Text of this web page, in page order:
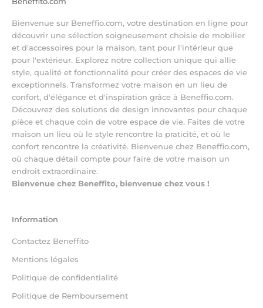
Bienvenue sur Beneffio.com, votre destination en ligne pour
découvrir une sélection soigneusement choisie de mobilier
et d'accessoires pour la maison, tant pour l'intérieur que
pour l'extérieur. Explorez notre collection unique qui allie
style, qualité et fonctionnalité pour créer des espaces de vie
exceptionnels. Transformez votre maison en un lieu de
confort, d'élégance et d'inspiration grâce à Beneffio.com.
Découvrez des solutions de design innovantes pour chaque
pièce et chaque coin de votre espace de vie. Faites de votre
maison un lieu où le style rencontre la praticité, et où le
confort rencontre la créativité. Bienvenue chez Beneffio.com,
où chaque détail compte pour faire de votre maison un
endroit extraordinaire.
Bienvenue chez Beneffito, bienvenue chez vous !
Information
Contactez Beneffito
Mentions légales
Politique de confidentialité
Politique de Remboursement